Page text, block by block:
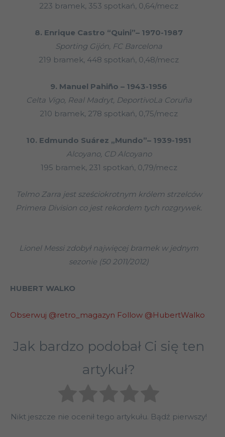
223 bramek, 353 spotkań, 0,64/mecz
8. Enrique Castro “Quini”– 1970-1987
Sporting Gijón, FC Barcelona
219 bramek, 448 spotkań, 0,48/mecz
9. Manuel Pahiño – 1943-1956
Celta Vigo, Real Madryt, DeportivoLa Coruña
210 bramek, 278 spotkań, 0,75/mecz
10. Edmundo Suárez „Mundo”– 1939-1951
Alcoyano, CD Alcoyano
195 bramek, 231 spotkań, 0,79/mecz
Telmo Zarra jest sześciokrotnym królem strzelców
Primera Division co jest rekordem tych rozgrywek.
Lionel Messi zdobył najwięcej bramek w jednym
sezonie (50 2011/2012)
HUBERT WALKO
Obserwuj @retro_magazyn Follow @HubertWalko
Jak bardzo podobał Ci się ten
artykuł?
Nikt jeszcze nie ocenił tego artykułu. Bądź pierwszy!